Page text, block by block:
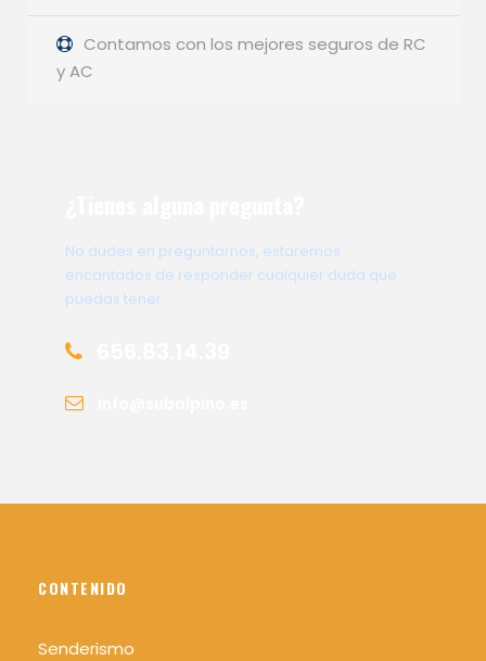
Contamos con los mejores seguros de RC
y AC
No dudes en preguntarnos, estaremos
encantados de responder cualquier duda que
puedas tener
CONTENIDO
Senderismo